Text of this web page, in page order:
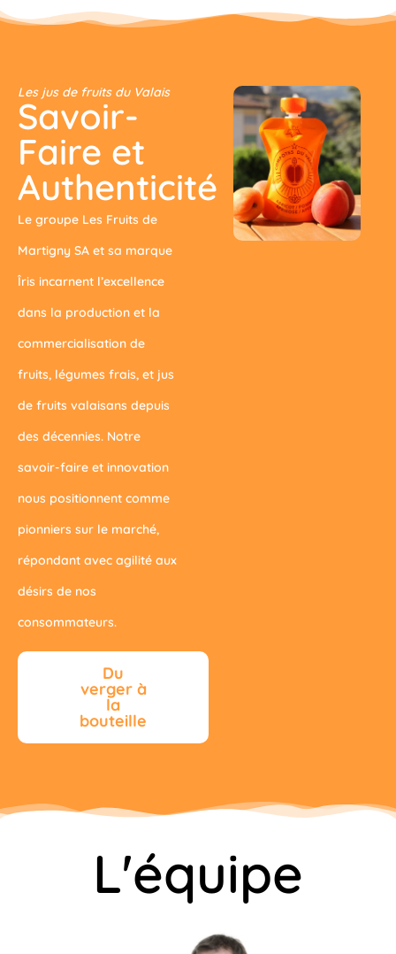
Les jus de fruits du Valais
Savoir-
Faire et
Authenticité
Le groupe Les Fruits de
Martigny SA et sa marque
Îris incarnent l’excellence
dans la production et la
commercialisation de
fruits, légumes frais, et jus
de fruits valaisans depuis
des décennies. Notre
savoir-faire et innovation
nous positionnent comme
pionniers sur le marché,
répondant avec agilité aux
désirs de nos
consommateurs.
Du
verger à
la
bouteille
L'équipe